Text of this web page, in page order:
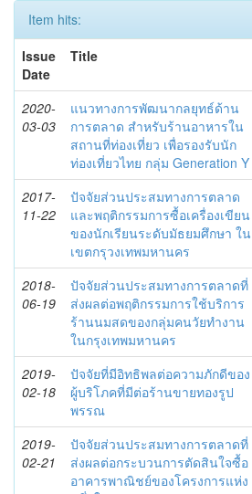
Item hits:
Issue
Date
Title
2020-
03-03
แนวทางการพัฒนากลยุทธ์ด้าน
การตลาด สำหรับร้านอาหารใน
สถานที่ท่องเที่ยว เพื่อรองรับนัก
ท่องเที่ยวไทย กลุ่ม Generation Y
2017-
11-22
ปัจจัยส่วนประสมทางการตลาด
และพฤติกรรมการซื้อเครื่องเขียน
ของนักเรียนระดับมัธยมศึกษา ใน
เขตกรุวงเทพมหานคร
2018-
06-19
ปัจจัยส่วนประสมทางการตลาดที่
ส่งผลต่อพฤติกรรมการใช้บริการ
ร้านนมสดของกลุ่มคนวัยทำงาน
ในกรุงเทพมหานคร
2019-
02-18
ปัจจัยที่มีอิทธิพลต่อความภักดีของ
ผู้บริโภคที่มีต่อร้านขายทองรูป
พรรณ
2019-
02-21
ปัจจัยส่วนประสมทางการตลาดที่
ส่งผลต่อกระบวนการตัดสินใจซื้อ
อาคารพาณิชย์ของโครงการแห่ง